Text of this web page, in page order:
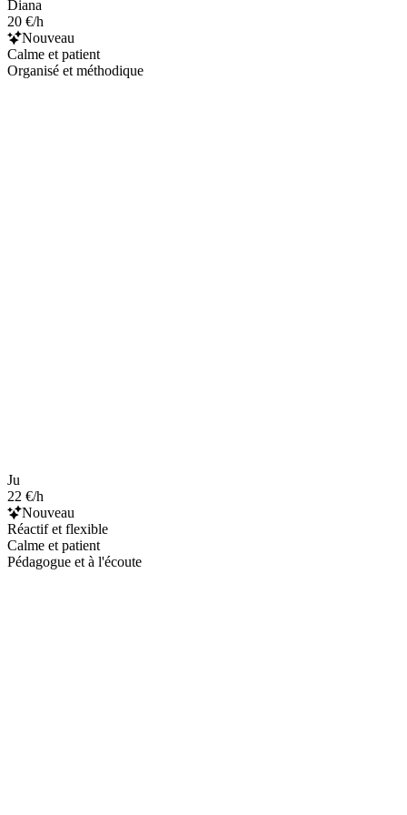
Diana
20 €/h
Nouveau
Calme et patient
Organisé et méthodique
Ju
22 €/h
Nouveau
Réactif et flexible
Calme et patient
Pédagogue et à l'écoute